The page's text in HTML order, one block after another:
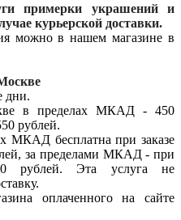
примерки украшений и
курьерской доставки.
можно в нашем магазине в
дни.
в пределах МКАД - 450
рублей.
МКАД бесплатна при заказе
за пределами МКАД - при
рублей. Эта услуга не
оплаченного на сайте